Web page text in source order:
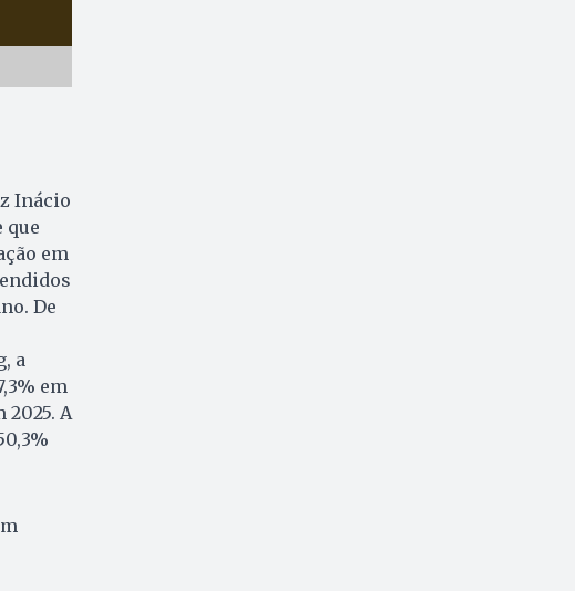
Inácio
que
em
De
a
em
A